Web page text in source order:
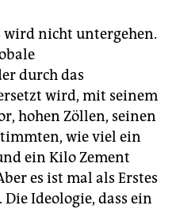
nicht untergehen.
durch das
wird, mit seinem
hohen Zöllen, seinen
wie viel ein
ein Kilo Zement
es ist mal als Erstes
Ideologie, dass ein